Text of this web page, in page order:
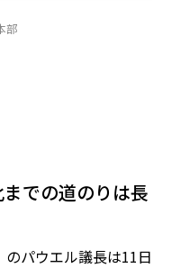
部
での道のりは長
パウエル議長は11日